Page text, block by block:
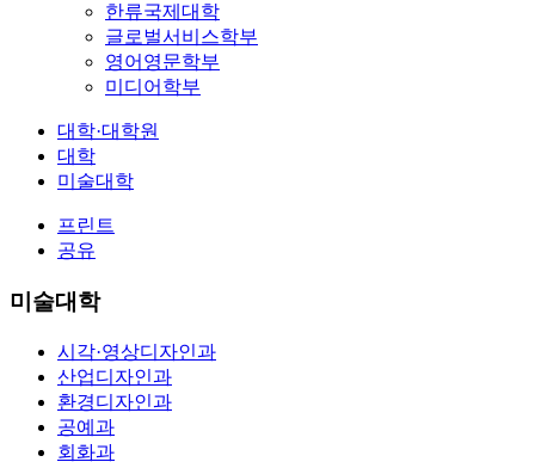
한류국제대학
글로벌서비스학부
영어영문학부
미디어학부
대학·대학원
대학
미술대학
프린트
공유
미술대학
시각·영상디자인과
산업디자인과
환경디자인과
공예과
회화과